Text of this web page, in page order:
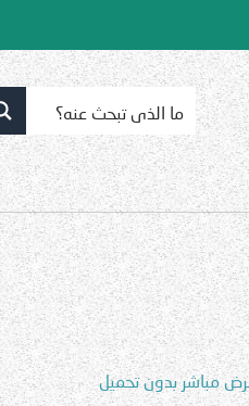
مباشر بدون تحميل